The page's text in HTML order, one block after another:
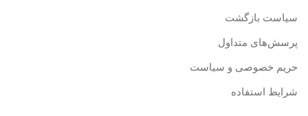
سیاست بازگشت
پرسش‌های متداول
حریم خصوصی و سیاست
شرایط استفاده